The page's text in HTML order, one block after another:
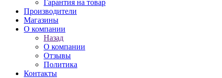
Гарантия на товар
Производители
Магазины
О компании
Назад
О компании
Отзывы
Политика
Контакты